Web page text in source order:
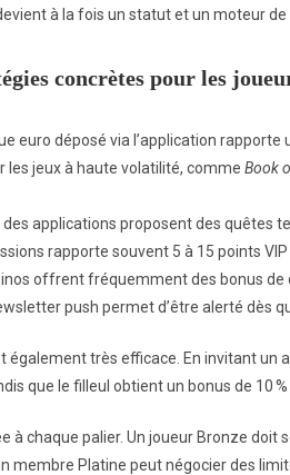
à la fois un statut et un moteur de
concrètes pour les
euro déposé via l’application
les jeux à haute volatilité, comme Book
des applications proposent des quêtes
rapporte souvent 5 à 15 points
offrent fréquemment des bonus de
push permet d’être alerté dès
également très efficace. En invitant un
que le filleul obtient un bonus de 10 %
à chaque palier. Un joueur Bronze
membre Platine peut négocier des